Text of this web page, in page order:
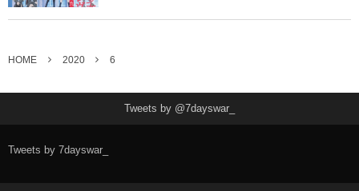
HOME 2020 6
Tweets by @7dayswar_
Tweets by 7dayswar_